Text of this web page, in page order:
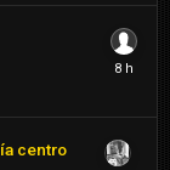
centro